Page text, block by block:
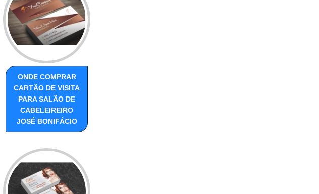
ONDE COMPRAR
CARTÃO DE VISITA
PARA SALÃO DE
CABELEIREIRO
JOSÉ BONIFÁCIO